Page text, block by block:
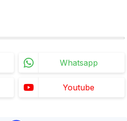
Whatsapp
Youtube